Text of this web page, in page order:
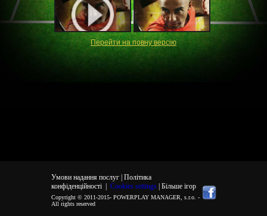
Перейти на повну версiю
Умови надання послуг | Політика
конфіденційності| Cookies settings | Більше ігор
Copyright © 2011-2015- POWERPLAY MANAGER, s.r.o. -
All rights reserved